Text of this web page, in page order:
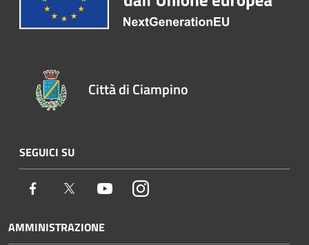
Città di Ciampino
SEGUICI SU
Facebook Twitter YoutubeInstagram
AMMINISTRAZIONE